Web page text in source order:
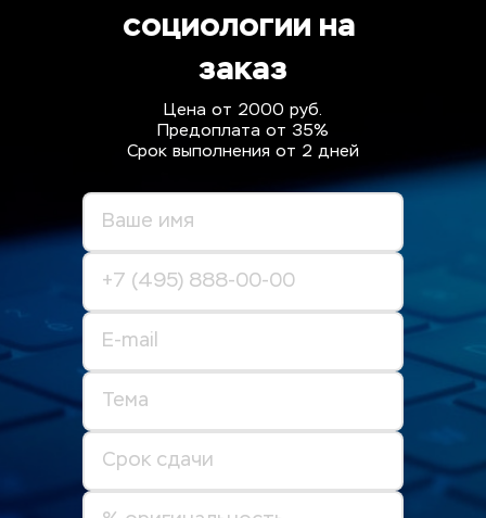
социологии на
заказ
Цена от 2000 руб.
Предоплата от 35%
Срок выполнения от 2 дней